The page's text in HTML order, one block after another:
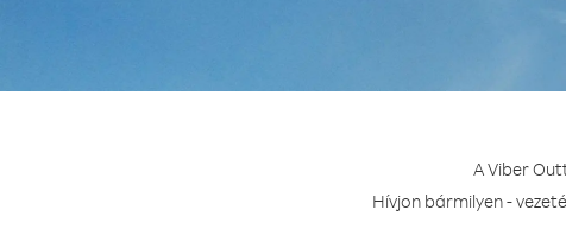
A Viber
Hívjon bármilyen -